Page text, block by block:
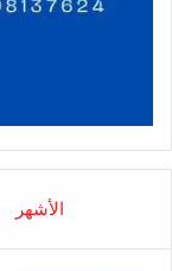
الأشهر